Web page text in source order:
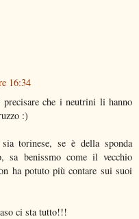
16:34
che i neutrini li hanno
:)
torinese, se è della sponda
sa benissmo come il vecchio
ha potuto più contare sui suoi
ci sta tutto!!!